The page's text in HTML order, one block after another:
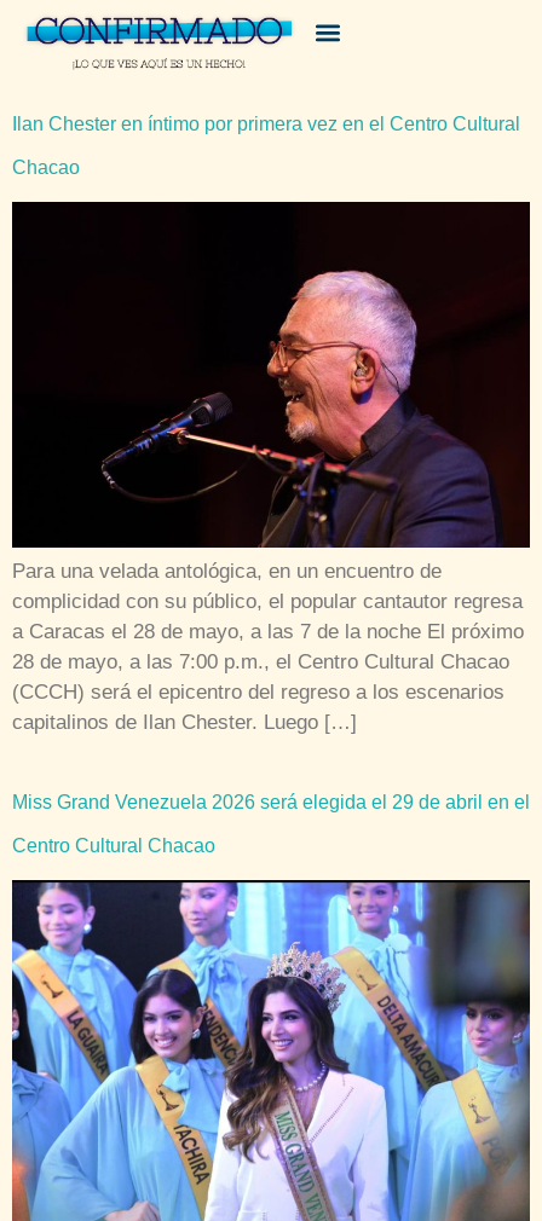
Ilan Chester en íntimo por primera vez en el Centro Cultural
Chacao
Para una velada antológica, en un encuentro de
complicidad con su público, el popular cantautor regresa
a Caracas el 28 de mayo, a las 7 de la noche El próximo
28 de mayo, a las 7:00 p.m., el Centro Cultural Chacao
(CCCH) será el epicentro del regreso a los escenarios
capitalinos de Ilan Chester. Luego […]
Miss Grand Venezuela 2026 será elegida el 29 de abril en el
Centro Cultural Chacao